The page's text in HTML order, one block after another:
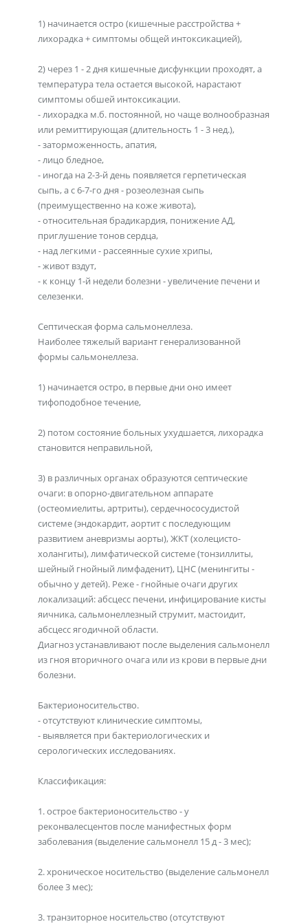
1) начинается остро (кишечные расстройства +
лихорадка + симптомы общей интоксикацией),
2) через 1 - 2 дня кишечные дисфункции проходят, а
температура тела остается высокой, нарастают
симптомы обшей интоксикации.
- лихорадка м.б. постоянной, но чаще волнообразная
или ремиттирующая (длительность 1 - 3 нед.),
- заторможенность, апатия,
- лицо бледное,
- иногда на 2-3-й день появляется герпетическая
сыпь, а с 6-7-го дня - розеолезная сыпь
(преимущественно на коже живота),
- относительная брадикардия, понижение АД,
приглушение тонов сердца,
- над легкими - рассеянные сухие хрипы,
- живот вздут,
- к концу 1-й недели болезни - увеличение печени и
селезенки.
Септическая форма сальмонеллеза.
Наиболее тяжелый вариант генерализованной
формы сальмонеллеза.
1) начинается остро, в первые дни оно имеет
тифоподобное течение,
2) потом состояние больных ухудшается, лихорадка
становится неправильной,
3) в различных органах образуются септические
очаги: в опорно-двигательном аппарате
(остеомиелиты, артриты), сердечнососудистой
системе (эндокардит, аортит с последующим
развитием аневризмы аорты), ЖКТ (холецисто-
холангиты), лимфатической системе (тонзиллиты,
шейный гнойный лимфаденит), ЦНС (менингиты -
обычно у детей). Реже - гнойные очаги других
локализаций: абсцесс печени, инфицирование кисты
яичника, сальмонеллезный струмит, мастоидит,
абсцесс ягодичной области.
Диагноз устанавливают после выделения сальмонелл
из гноя вторичного очага или из крови в первые дни
болезни.
Бактерионосительство.
- отсутствуют клинические симптомы,
- выявляется при бактериологических и
серологических исследованиях.
Классификация:
1. острое бактерионосительство - у
реконвалесцентов после манифестных форм
заболевания (выделение сальмонелл 15 д - 3 мес);
2. хроническое носительство (выделение сальмонелл
более 3 мес);
3. транзиторное носительство (отсутствуют